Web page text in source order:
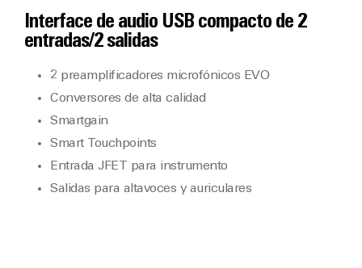
Interface de audio USB compacto de 2
entradas/2 salidas
2 preamplificadores microfónicos EVO
Conversores de alta calidad
Smartgain
Smart Touchpoints
Entrada JFET para instrumento
Salidas para altavoces y auriculares